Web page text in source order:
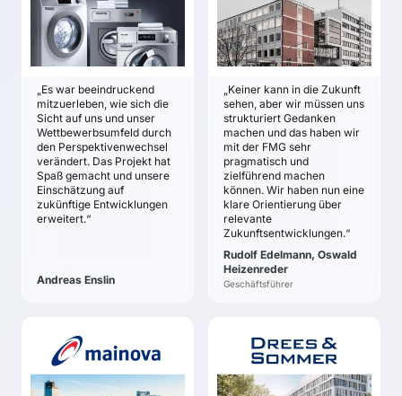
„Es war beeindruckend
mitzuerleben, wie sich die
Sicht auf uns und unser
Wettbewerbsumfeld durch
den Perspektivenwechsel
verändert. Das Projekt hat
Spaß gemacht und unsere
Einschätzung auf
zukünftige Entwicklungen
erweitert.“
Andreas Enslin
Kurz-Portraits realer
und imaginärer
Wettbewerber
möglichen
Wettbewerbs-Angriffen
und deren
Auswirkungen auf die
Miele & Cie. KG
Klare Vorstellungen von
möglichen zukünftigen
Wettbewerber-
und zum Ausbau der
„Keiner kann in die Zukunft
sehen, aber wir müssen uns
strukturiert Gedanken
machen und das haben wir
mit der FMG sehr
pragmatisch und
zielführend machen
können. Wir haben nun eine
klare Orientierung über
relevante
Zukunftsentwicklungen.“
Rudolf Edelmann, Oswald
Heizenreder
Geschäftsführer
Oswald Heizenreder
ZIELE
Mehr Klarheit über die
relevanten
Bautechnologien
Solide,
nachvollziehbare und
akzeptierte
Entscheidungsgrundlage
für die Strategie
Orientierung in der
Vielfalt der
Zukunftsentwicklungen
Baubetriebe
Konkrete
Handlungsoptionen
Eckart Strangfeld
ZIELE
DREES & SOMMER
Steffen Szeidl
ZIELE